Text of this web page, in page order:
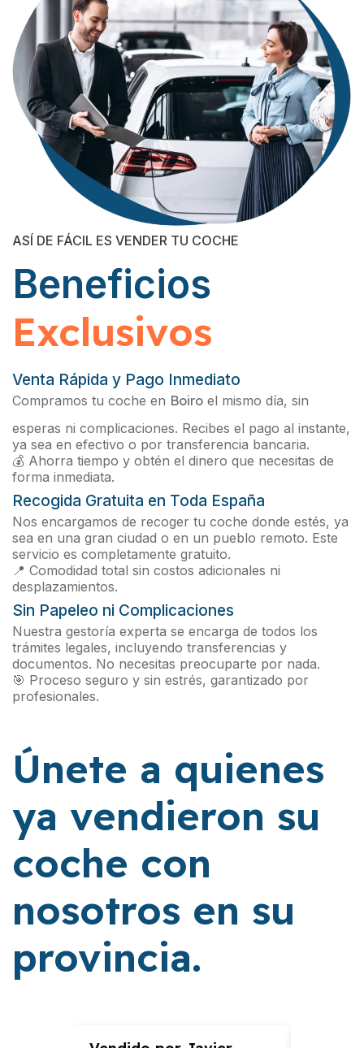
ASÍ DE FÁCIL ES VENDER TU COCHE
Beneficios
Exclusivos
Venta Rápida y Pago Inmediato
Compramos tu coche en Boiro el mismo día, sin
esperas ni complicaciones. Recibes el pago al instante,
ya sea en efectivo o por transferencia bancaria.
💰 Ahorra tiempo y obtén el dinero que necesitas de
forma inmediata.
Recogida Gratuita en Toda España
Nos encargamos de recoger tu coche donde estés, ya
sea en una gran ciudad o en un pueblo remoto. Este
servicio es completamente gratuito.
📍 Comodidad total sin costos adicionales ni
desplazamientos.
Sin Papeleo ni Complicaciones
Nuestra gestoría experta se encarga de todos los
trámites legales, incluyendo transferencias y
documentos. No necesitas preocuparte por nada.
🎯 Proceso seguro y sin estrés, garantizado por
profesionales.
Únete a quienes
ya vendieron su
coche con
nosotros en su
provincia.